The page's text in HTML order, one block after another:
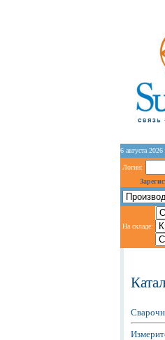
6 августа 2026
Логин:
На складе: